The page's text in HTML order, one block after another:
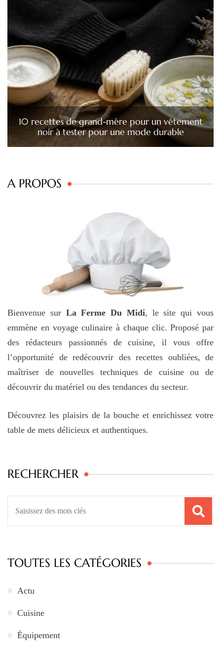
10 recettes de grand-mère pour un vêtement
noir à tester pour une mode durable
A PROPOS
Bienvenue sur La Ferme Du Midi, le site qui vous
emmène en voyage culinaire à chaque clic. Proposé par
des rédacteurs passionnés de cuisine, il vous offre
l’opportunité de redécouvrir des recettes oubliées, de
maîtriser de nouvelles techniques de cuisine ou de
découvrir du matériel ou des tendances du secteur.
Découvrez les plaisirs de la bouche et enrichissez votre
table de mets délicieux et authentiques.
RECHERCHER
TOUTES LES CATÉGORIES
Actu
Cuisine
Équipement